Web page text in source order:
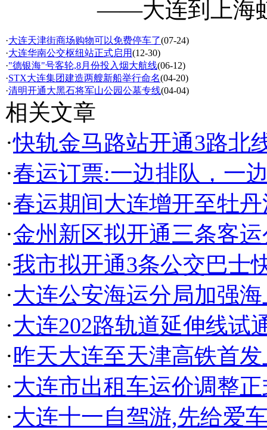
——大连到上海
·大连天津街商场购物可以免费停车了(07-24)
·大连华南公交枢纽站正式启用(12-30)
·"德银海"号客轮,8月份投入烟大航线(06-12)
·STX大连集团建造两艘新船举行命名(04-20)
·清明开通大黑石将军山公园公墓专线(04-04)
相关文章
·快轨金马路站开通3路北
·春运订票:一边排队，一
·春运期间大连增开至牡
·金州新区拟开通三条客
·我市拟开通3条公交巴士
·大连公安海运分局加强
·大连202路轨道延伸线试
·昨天大连至天津高铁首
·大连市出租车运价调整
·大连十一自驾游,先给爱